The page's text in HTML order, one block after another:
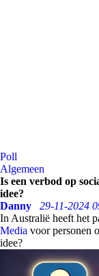
Poll
Algemeen
Is een verbod op
idee?
Danny
29-11-2024
In Australië heeft het
Media voor personen
idee?